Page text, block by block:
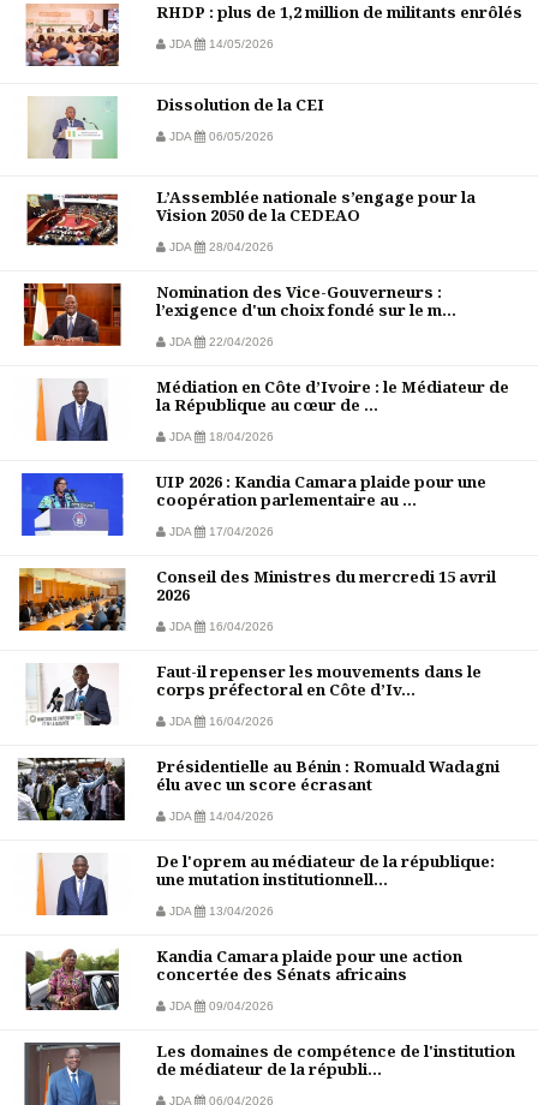
RHDP : plus de 1,2 million de militants enrôlés
JDA 14/05/2026
Dissolution de la CEI
JDA 06/05/2026
L’Assemblée nationale s’engage pour la
Vision 2050 de la CEDEAO
JDA 28/04/2026
Nomination des Vice-Gouverneurs :
l’exigence d'un choix fondé sur le m...
JDA 22/04/2026
Médiation en Côte d’Ivoire : le Médiateur de
la République au cœur de ...
JDA 18/04/2026
UIP 2026 : Kandia Camara plaide pour une
coopération parlementaire au ...
JDA 17/04/2026
Conseil des Ministres du mercredi 15 avril
2026
JDA 16/04/2026
Faut-il repenser les mouvements dans le
corps préfectoral en Côte d’Iv...
JDA 16/04/2026
Présidentielle au Bénin : Romuald Wadagni
élu avec un score écrasant
JDA 14/04/2026
De l'oprem au médiateur de la république:
une mutation institutionnell...
JDA 13/04/2026
Kandia Camara plaide pour une action
concertée des Sénats africains
JDA 09/04/2026
Les domaines de compétence de l'institution
de médiateur de la républi...
JDA 06/04/2026